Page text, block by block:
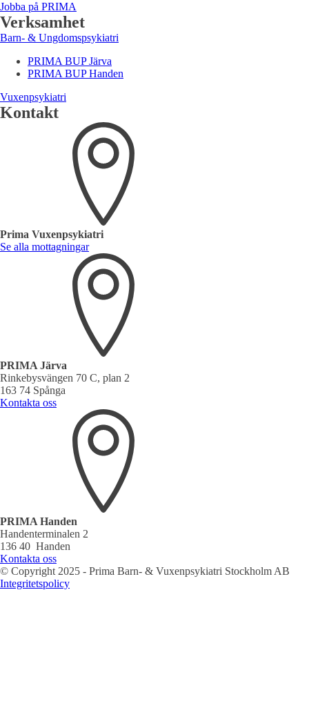
Jobba på PRIMA
Verksamhet
Barn- & Ungdomspsykiatri
PRIMA BUP Järva
PRIMA BUP Handen
Vuxenpsykiatri
Kontakt
Prima Vuxenpsykiatri
Se alla mottagningar
PRIMA Järva
Rinkebysvängen 70 C, plan 2
163 74 Spånga
Kontakta oss
PRIMA Handen
Handenterminalen 2
136 40 Handen
Kontakta oss
© Copyright 2025 - Prima Barn- & Vuxenpsykiatri Stockholm AB
Integritetspolicy